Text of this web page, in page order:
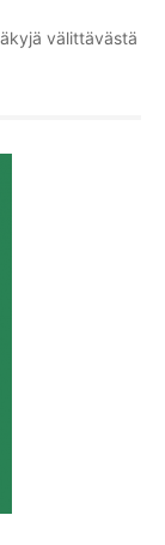
välittävästä